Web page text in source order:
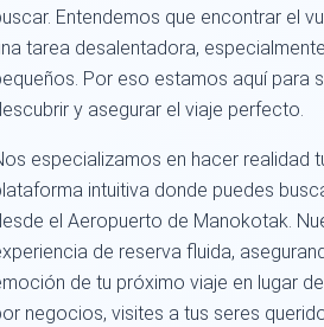
Entendemos que encontrar el
tarea desalentadora,
Por eso estamos aquí para
y asegurar el viaje perfecto.
especializamos en hacer realidad
intuitiva donde puedes
el Aeropuerto de Manokotak.
de reserva fluida,
de tu próximo viaje en lugar
negocios, visites a tus seres